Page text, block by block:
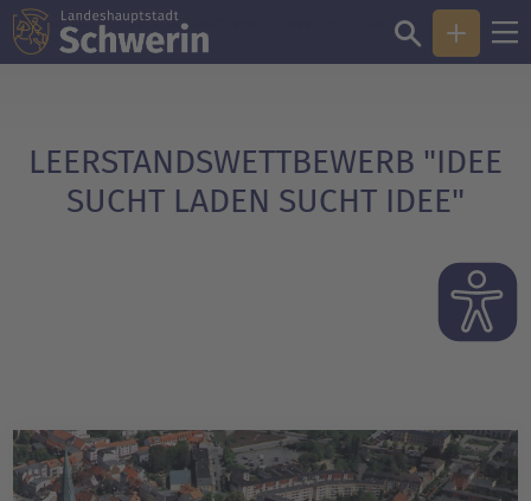
Sie sind hier: Leerstandswettbewerb "Idee sucht Laden sucht Idee"
LEERSTANDSWETTBEWERB "IDEE
SUCHT LADEN SUCHT IDEE"